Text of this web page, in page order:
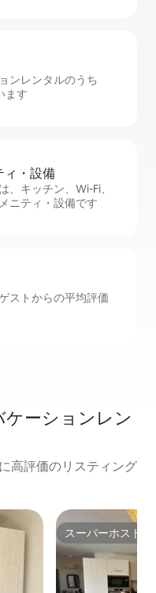
ンレンタルのうち
ます
ィ・設⁠備
、キッチン、Wi-Fi、
ニティ・設備です
ストからの平均評価
ーションレン
高評価のリスティング
スーパーホスト
スーパーホスト